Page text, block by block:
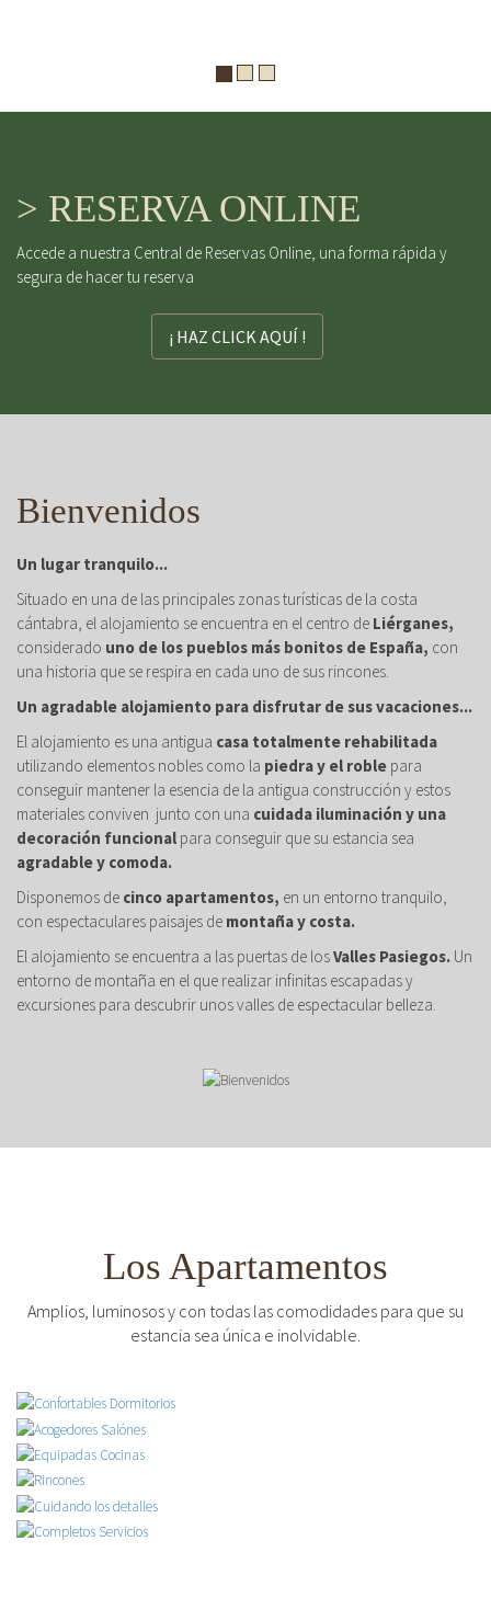
> RESERVA ONLINE
Accede a nuestra Central de Reservas Online, una forma rápida y
segura de hacer tu reserva
¡ HAZ CLICK AQUÍ !
Bienvenidos
Un lugar tranquilo...
Situado en una de las principales zonas turísticas de la costa
cántabra, el alojamiento se encuentra en el centro de Liérganes,
considerado uno de los pueblos más bonitos de España, con
una historia que se respira en cada uno de sus rincones.
Un agradable alojamiento para disfrutar de sus vacaciones...
El alojamiento es una antigua casa totalmente rehabilitada
utilizando elementos nobles como la piedra y el roble para
conseguir mantener la esencia de la antigua construcción y estos
materiales conviven junto con una cuidada iluminación y una
decoración funcional para conseguir que su estancia sea
agradable y comoda.
Disponemos de cinco apartamentos, en un entorno tranquilo,
con espectaculares paisajes de montaña y costa.
El alojamiento se encuentra a las puertas de losValles Pasiegos. Un
entorno de montaña en el que realizar infinitas escapadas y
excursiones para descubrir unos valles de espectacular belleza.
Los Apartamentos
Amplios, luminosos y con todas las comodidades para que su
estancia sea única e inolvidable.